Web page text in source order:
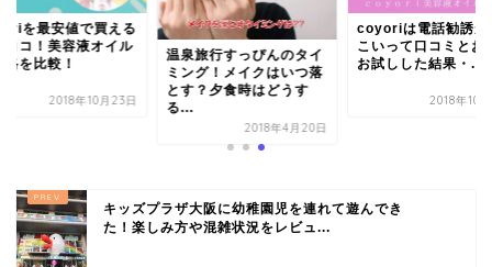
を最安値で買える
ココ！美容液オイル
格を比較！
2018年10月23日
温泉旅行すっぴんのタイ
ミング！メイクはいつ落
とす？夕食時はどうす
る...
2018年4月20日
coyoriは電話勧誘が
こいって口コミとお
お試しした結果・...
2018年10
キッズプラザ大阪に幼稚園児を連れて遊んでき
た！楽しみ方や混雑状況をレビュ...